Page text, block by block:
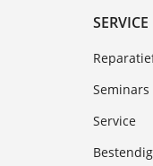
SERVICE
Seminars
Service